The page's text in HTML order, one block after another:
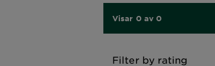
Visar 0 av 0
Filter by rating